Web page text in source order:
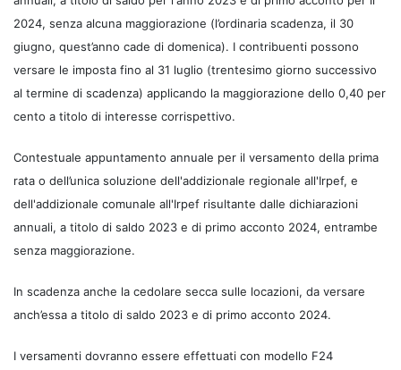
2024, senza alcuna maggiorazione (l’ordinaria scadenza, il 30
giugno, quest’anno cade di domenica). I contribuenti possono
versare le imposta fino al 31 luglio (trentesimo giorno successivo
al termine di scadenza) applicando la maggiorazione dello 0,40 per
cento a titolo di interesse corrispettivo.
Contestuale appuntamento annuale per il versamento della prima
rata o dell’unica soluzione dell'addizionale regionale all'Irpef, e
dell'addizionale comunale all'Irpef risultante dalle dichiarazioni
annuali, a titolo di saldo 2023 e di primo acconto 2024, entrambe
senza maggiorazione.
In scadenza anche la cedolare secca sulle locazioni, da versare
anch’essa a titolo di saldo 2023 e di primo acconto 2024.
I versamenti dovranno essere effettuati con modello F24